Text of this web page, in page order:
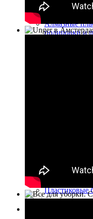
Fiorentini
Алмазные
полировки и
Пластиковые
Запчасти,